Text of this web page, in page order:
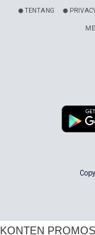
TENTANG